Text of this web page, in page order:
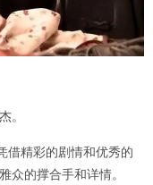
。
借精彩的剧情和优秀的
众的撑合手和详情。